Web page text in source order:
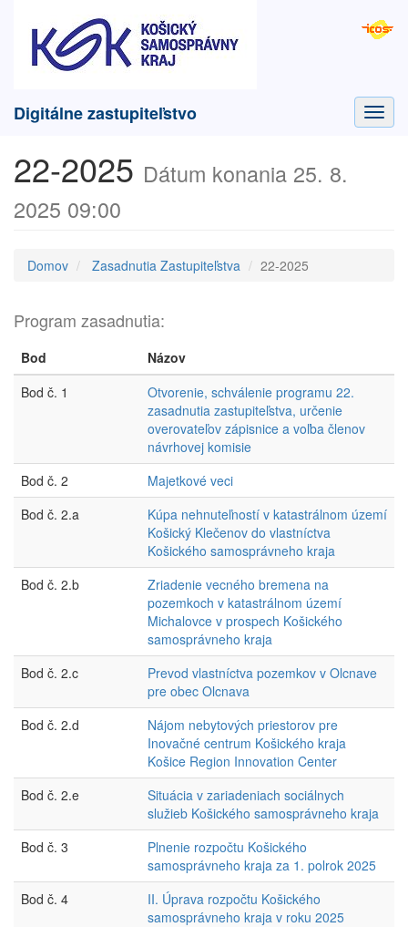
Digitálne zastupiteľstvo
22-2025 Dátum konania 25. 8.
2025 09:00
Domov Zasadnutia Zastupiteľstva 22-2025
Program zasadnutia:
Bod
Názov
Bod č. 1
Otvorenie, schválenie programu 22.
zasadnutia zastupiteľstva, určenie
overovateľov zápisnice a voľba členov
návrhovej komisie
Bod č. 2
Majetkové veci
Bod č. 2.a
Kúpa nehnuteľností v katastrálnom území
Košický Klečenov do vlastníctva
Košického samosprávneho kraja
Bod č. 2.b
Zriadenie vecného bremena na
pozemkoch v katastrálnom území
Michalovce v prospech Košického
samosprávneho kraja
Bod č. 2.c
Prevod vlastníctva pozemkov v Olcnave
pre obec Olcnava
Bod č. 2.d
Nájom nebytových priestorov pre
Inovačné centrum Košického kraja
Košice Region Innovation Center
Bod č. 2.e
Situácia v zariadeniach sociálnych
služieb Košického samosprávneho kraja
Bod č. 3
Plnenie rozpočtu Košického
samosprávneho kraja za 1. polrok 2025
Bod č. 4
II. Úprava rozpočtu Košického
samosprávneho kraja v roku 2025